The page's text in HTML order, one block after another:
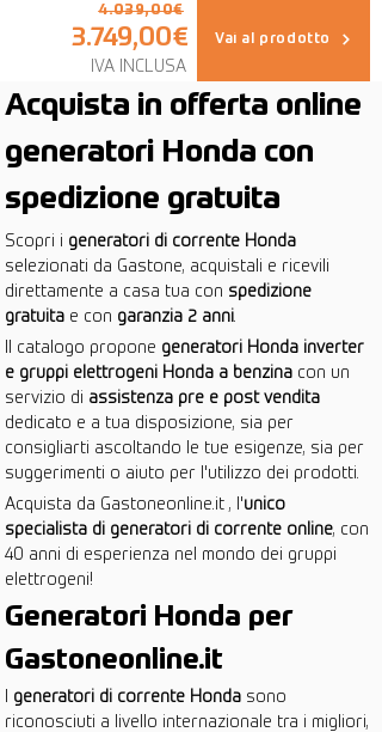
4.039,00€
3.749,00€
IVA INCLUSA
Vai al prodotto
Acquista in offerta online
generatori Honda con
spedizione gratuita
Scopri i generatori di corrente Honda
selezionati da Gastone, acquistali e ricevili
direttamente a casa tua con spedizione
gratuita e con garanzia 2 anni.
Il catalogo propone generatori Honda inverter
e gruppi elettrogeni Honda a benzina con un
servizio di assistenza pre e post vendita
dedicato e a tua disposizione, sia per
consigliarti ascoltando le tue esigenze, sia per
suggerimenti o aiuto per l'utilizzo dei prodotti.
Acquista da Gastoneonline.it , l'unico
specialista di generatori di corrente online, con
40 anni di esperienza nel mondo dei gruppi
elettrogeni!
Generatori Honda per
Gastoneonline.it
generatori di corrente Honda sono
riconosciuti a livello internazionale tra i migliori,